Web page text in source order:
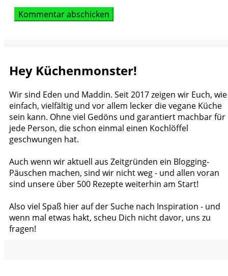
Hey Küchenmonster!
Wir sind Eden und Maddin. Seit 2017 zeigen wir Euch, wie
einfach, vielfältig und vor allem lecker die vegane Küche
sein kann. Ohne viel Gedöns und garantiert machbar für
jede Person, die schon einmal einen Kochlöffel
geschwungen hat.
Auch wenn wir aktuell aus Zeitgründen ein Blogging-
Päuschen machen, sind wir nicht weg - und allen voran
sind unsere über 500 Rezepte weiterhin am Start!
Also viel Spaß hier auf der Suche nach Inspiration - und
wenn mal etwas hakt, scheu Dich nicht davor, uns zu
fragen!